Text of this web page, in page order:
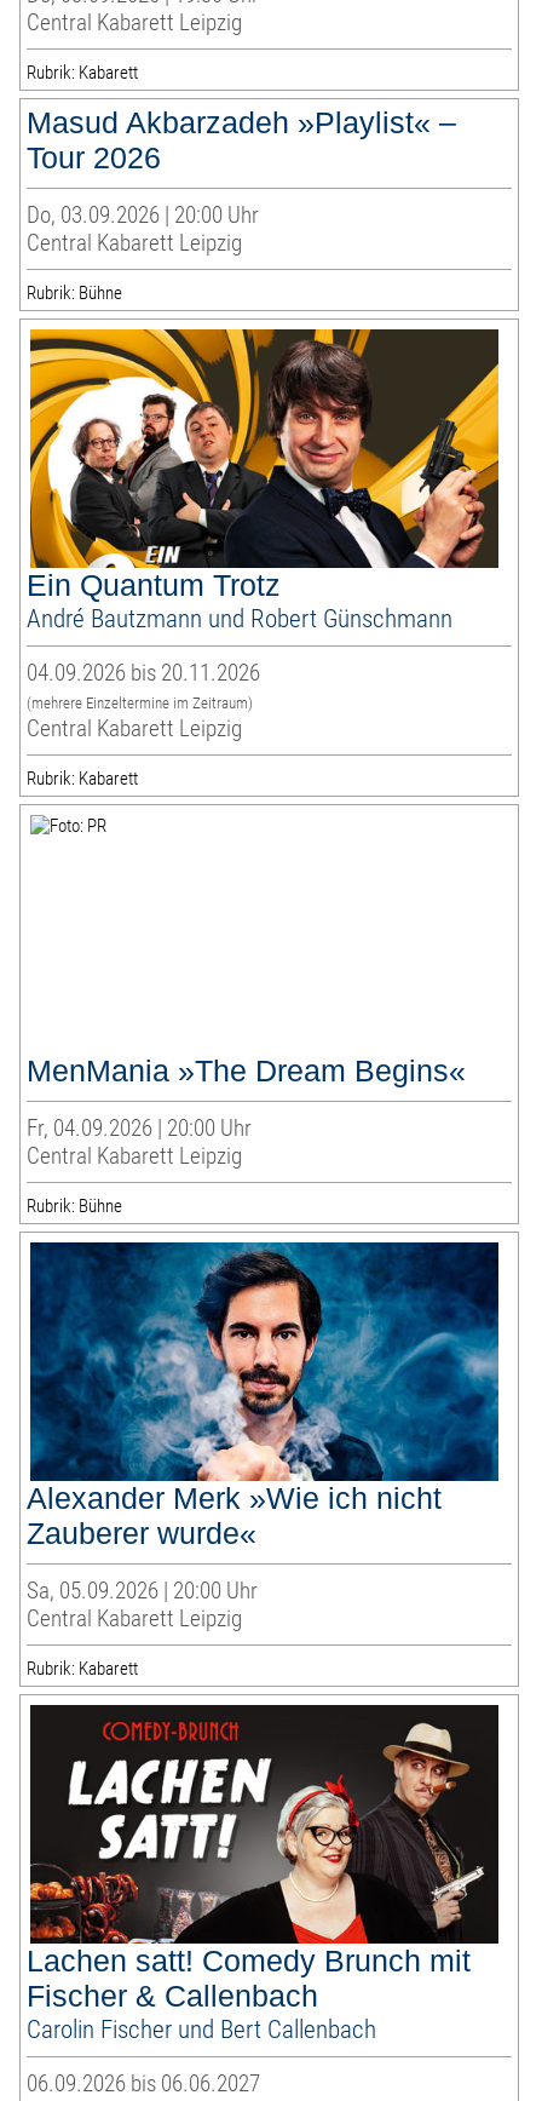
Central Kabarett Leipzig
Rubrik: Kabarett
Masud Akbarzadeh »Playlist« –
Tour 2026
Do, 03.09.2026 | 20:00 Uhr
Central Kabarett Leipzig
Rubrik: Bühne
Ein Quantum Trotz
André Bautzmann und Robert Günschmann
04.09.2026 bis 20.11.2026
(mehrere Einzeltermine im Zeitraum)
Central Kabarett Leipzig
Rubrik: Kabarett
MenMania »The Dream Begins«
Fr, 04.09.2026 | 20:00 Uhr
Central Kabarett Leipzig
Rubrik: Bühne
Alexander Merk »Wie ich nicht
Zauberer wurde«
Sa, 05.09.2026 | 20:00 Uhr
Central Kabarett Leipzig
Rubrik: Kabarett
Lachen satt! Comedy Brunch mit
Fischer & Callenbach
Carolin Fischer und Bert Callenbach
06.09.2026 bis 06.06.2027